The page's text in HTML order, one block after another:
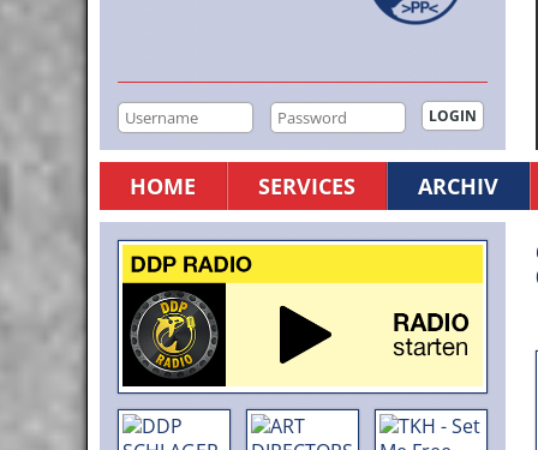
HOME SERVICES ARCHIV